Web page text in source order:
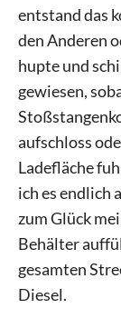
entstand das
den Anderen
hupte und
gewiesen,
aufschloss
Ladefläche
ich es endlich
zum Glück
Behälter
gesamten
Diesel.